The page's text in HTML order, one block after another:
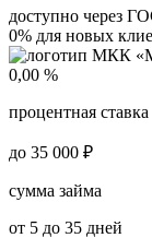
доступно через
0% для новых
0,00 %
процентная ставка
до 35 000 ₽
сумма займа
от 5 до 35 дней